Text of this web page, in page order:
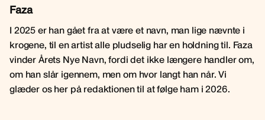
Faza
I 2025 er han gået fra at være et navn, man lige nævnte i
krogene, til en artist alle pludselig har en holdning til. Faza
vinder Årets Nye Navn, fordi det ikke længere handler om,
om han slår igennem, men om hvor langt han når. Vi
glæder os her på redaktionen til at følge ham i 2026.